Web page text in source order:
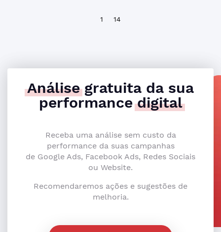
1 14
Análisegratuita da sua
performancedigital
Receba uma análise sem custo da
performance da suas campanhas
de Google Ads, Facebook Ads, Redes Sociais
ou Website.
Recomendaremos ações e sugestões de
melhoria.